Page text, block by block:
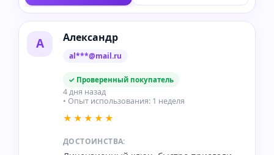
А Александр
al***@mail.ru
✓ Проверенный покупатель
4 дня назад
• Опыт использования: 1 неделя
★★★★★
ДОСТОИНСТВА: